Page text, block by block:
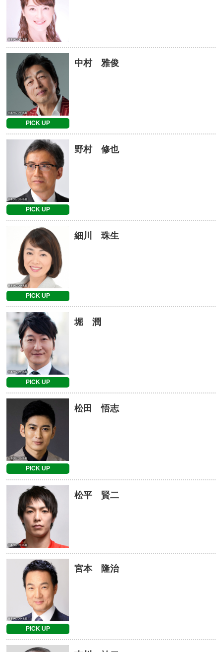
PICK UP
中村 雅俊
PICK UP
野村 修也
PICK UP
細川 珠生
PICK UP
堀 潤
PICK UP
松田 悟志
松平 賢二
PICK UP
宮本 隆治